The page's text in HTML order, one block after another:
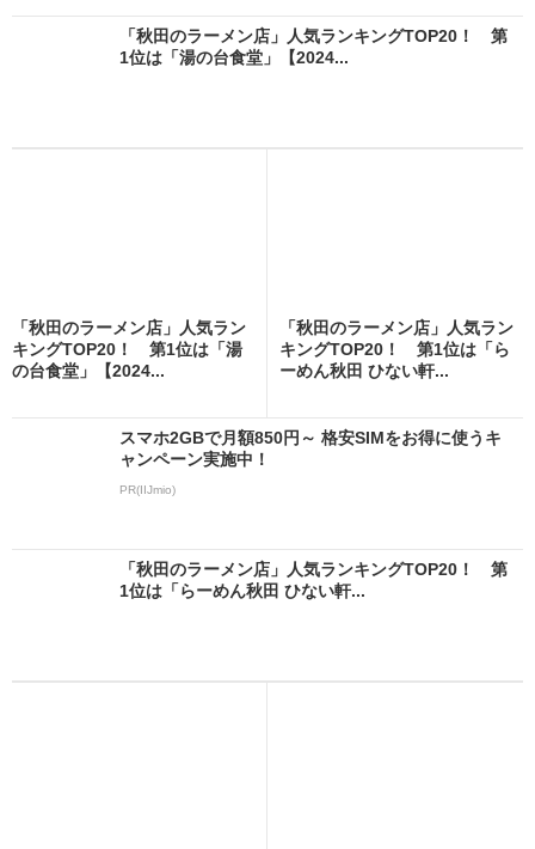
「秋田のラーメン店」人気ランキングTOP20！ 第
1位は「湯の台食堂」【2024...
「秋田のラーメン店」人気ラン
キングTOP20！ 第1位は「湯
の台食堂」【2024...
「秋田のラーメン店」人気ラン
キングTOP20！ 第1位は「ら
ーめん秋田 ひない軒...
スマホ2GBで月額850円～ 格安SIMをお得に使うキ
ャンペーン実施中！
PR(IIJmio)
「秋田のラーメン店」人気ランキングTOP20！ 第
1位は「らーめん秋田 ひない軒...